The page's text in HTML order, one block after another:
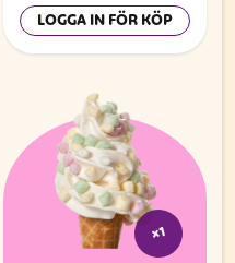
LOGGA IN FÖR KÖP
x1